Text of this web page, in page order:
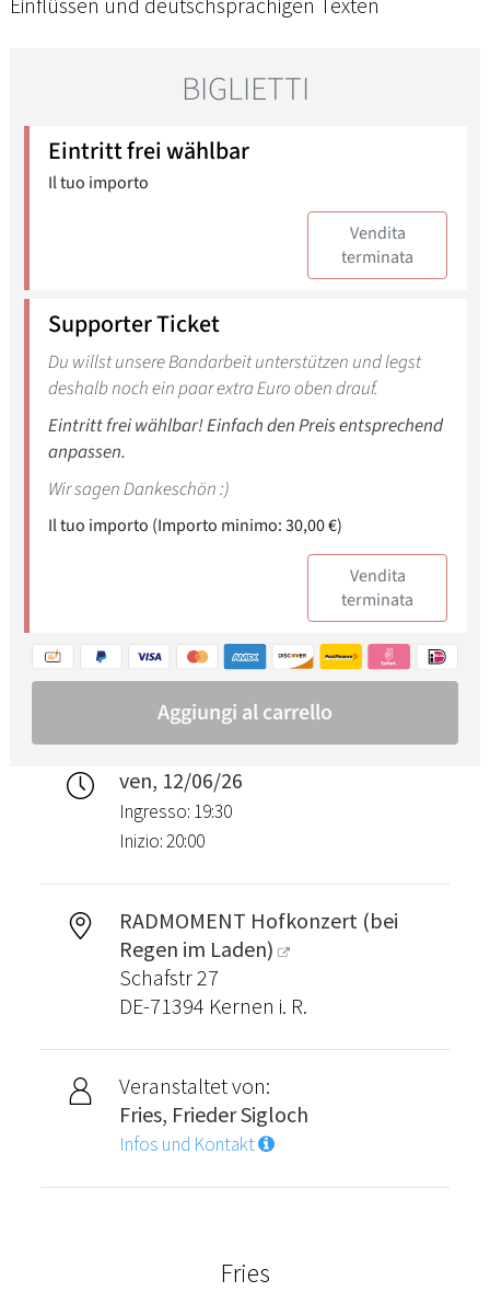
ven, 12/06/26
Ingresso: 19:30
Inizio: 20:00
RADMOMENT Hofkonzert (bei
Regen im Laden)
Schafstr 27
DE-71394 Kernen i. R.
Veranstaltet von:
Fries, Frieder Sigloch
Infos und Kontakt
Fries